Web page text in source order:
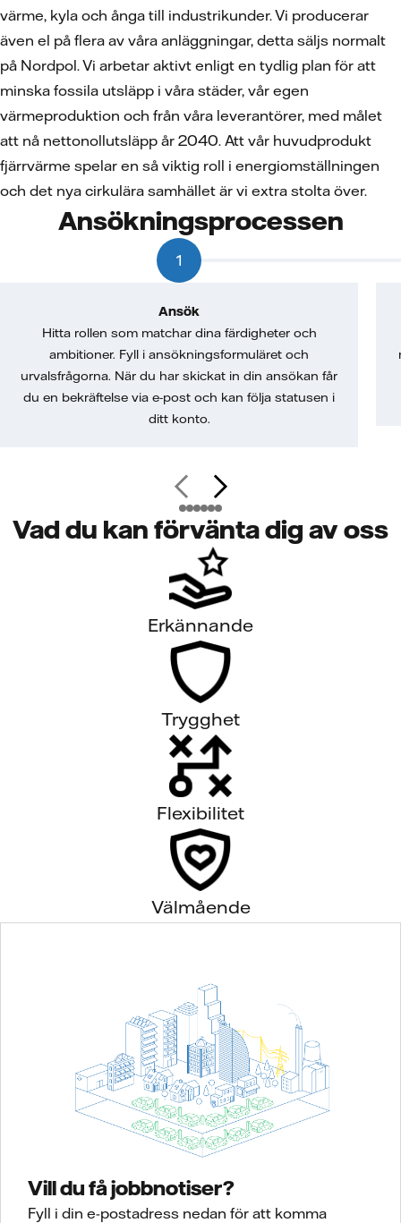
värme, kyla och ånga till industrikunder. Vi producerar
även el på flera av våra anläggningar, detta säljs normalt
på Nordpol. Vi arbetar aktivt enligt en tydlig plan för att
minska fossila utsläpp i våra städer, vår egen
värmeproduktion och från våra leverantörer, med målet
att nå nettonollutsläpp år 2040. Att vår huvudprodukt
fjärrvärme spelar en så viktig roll i energiomställningen
och det nya cirkulära samhället är vi extra stolta över.
Ansökningsprocessen
1
Ansök
Hitta rollen som matchar dina färdigheter och
ambitioner. Fyll i ansökningsformuläret och
urvalsfrågorna. När du har skickat in din ansökan får
du en bekräftelse via e-post och kan följa statusen i
ditt konto.
Vad du kan förvänta dig av oss
Erkännande
Trygghet
Flexibilitet
Välmående
Vill du få jobbnotiser?
Fyll i din e-postadress nedan för att komma